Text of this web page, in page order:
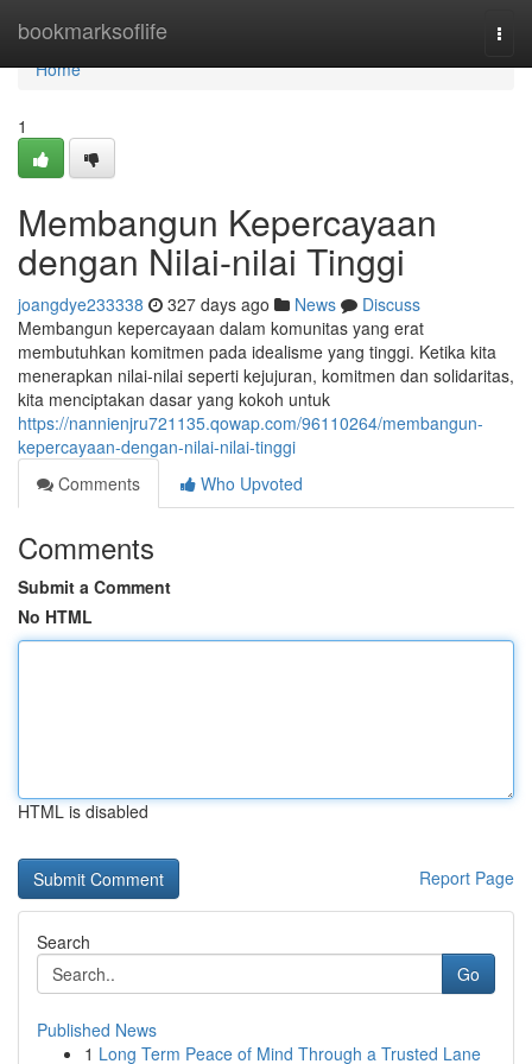
bookmarksoflife
Home
Home
1
Membangun Kepercayaan
dengan Nilai-nilai Tinggi
joangdye233338 327 days ago News
Discuss
Membangun kepercayaan dalam komunitas yang erat
membutuhkan komitmen pada idealisme yang tinggi. Ketika kita
menerapkan nilai-nilai seperti kejujuran, komitmen dan solidaritas,
kita menciptakan dasar yang kokoh untuk
https://nannienjru721135.qowap.com/96110264/membangun-
kepercayaan-dengan-nilai-nilai-tinggi
Comments
Who Upvoted
Comments
Submit a Comment
No HTML
HTML is disabled
Report Page
Search
Go
Published News
1 Long Term Peace of Mind Through a Trusted Lane